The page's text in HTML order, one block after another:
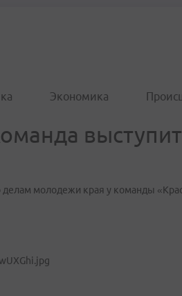
Экономика
делам молодежи края у команды